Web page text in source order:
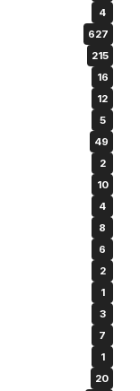
4
627
215
16
12
5
49
2
10
4
8
6
2
1
3
7
1
20